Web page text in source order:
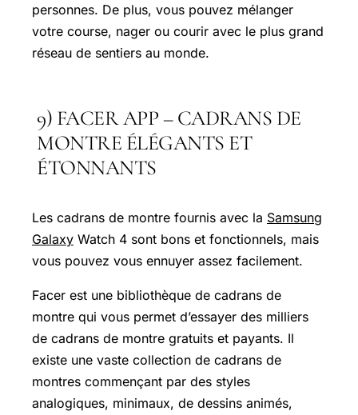
personnes. De plus, vous pouvez mélanger
votre course, nager ou courir avec le plus grand
réseau de sentiers au monde.
9) FACER APP – CADRANS DE
MONTRE ÉLÉGANTS ET
ÉTONNANTS
Les cadrans de montre fournis avec la Samsung
Galaxy Watch 4 sont bons et fonctionnels, mais
vous pouvez vous ennuyer assez facilement.
Facer est une bibliothèque de cadrans de
montre qui vous permet d’essayer des milliers
de cadrans de montre gratuits et payants. Il
existe une vaste collection de cadrans de
montres commençant par des styles
analogiques, minimaux, de dessins animés,